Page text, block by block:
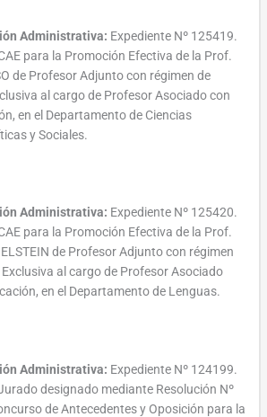
Administrativa: Expediente Nº 125419.
para la Promoción Efectiva de la Prof.
de Profesor Adjunto con régimen de
al cargo de Profesor Asociado con
en el Departamento de Ciencias
y Sociales.
Administrativa: Expediente Nº 125420.
para la Promoción Efectiva de la Prof.
de Profesor Adjunto con régimen
al cargo de Profesor Asociado
en el Departamento de Lenguas.
Administrativa: Expediente Nº 124199.
designado mediante Resolución Nº
de Antecedentes y Oposición para la